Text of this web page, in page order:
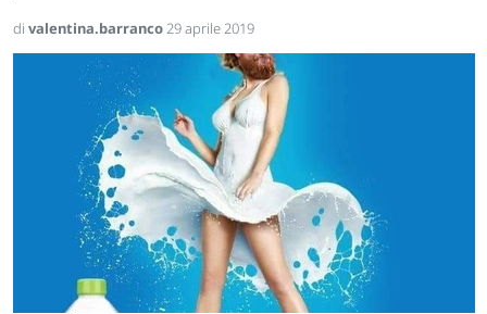
di valentina.barranco29 aprile 2019